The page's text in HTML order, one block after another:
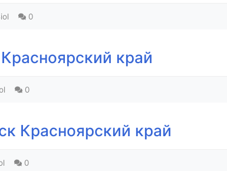
0
край
0
Красноярский край
0